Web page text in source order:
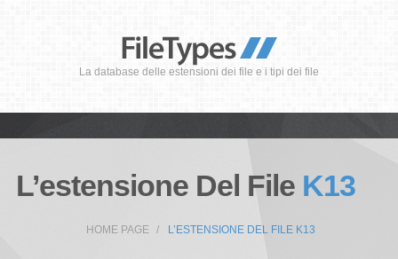
La database delle estensioni dei file e i tipi dei file
L’estensione Del File K13
HOME PAGE L’ESTENSIONE DEL FILE K13